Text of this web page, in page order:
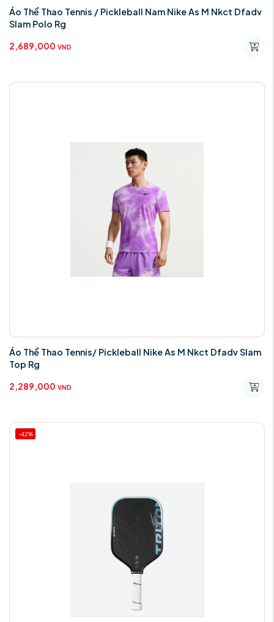
Áo Thể Thao Tennis / Pickleball Nam Nike As M Nkct Dfadv
Slam Polo Rg
2,689,000 VND
Áo Thể Thao Tennis/ Pickleball Nike As M Nkct Dfadv Slam
Top Rg
2,289,000 VND
-42%